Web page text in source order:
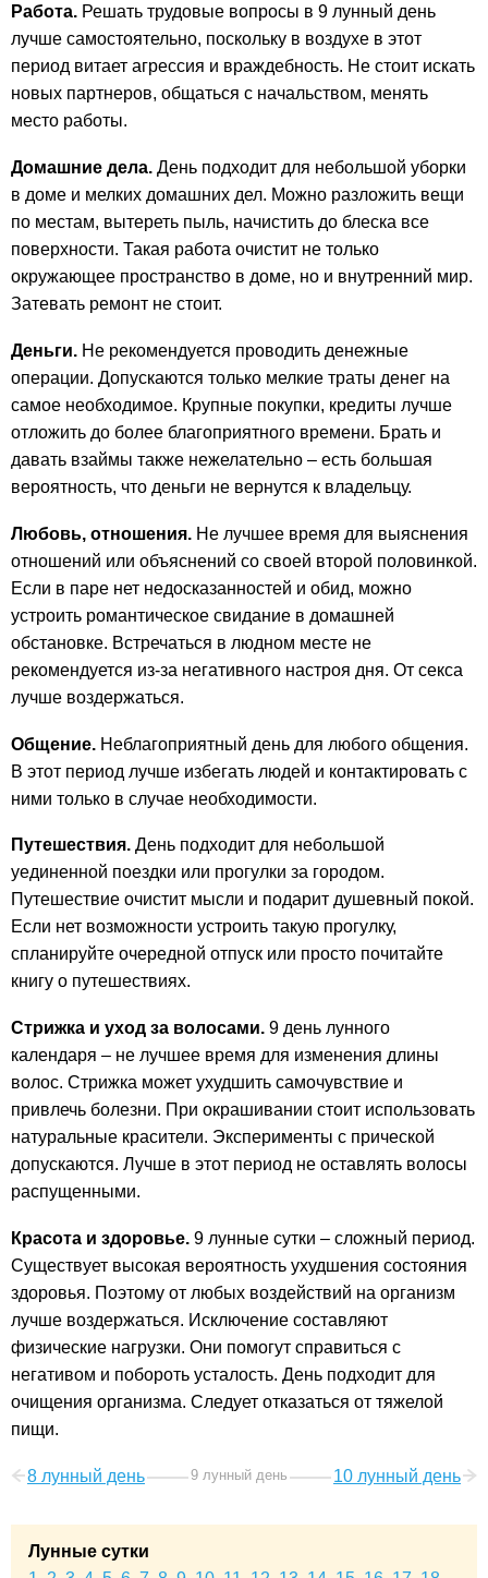
Работа. Решать трудовые вопросы в 9 лунный день
лучше самостоятельно, поскольку в воздухе в этот
период витает агрессия и враждебность. Не стоит искать
новых партнеров, общаться с начальством, менять
место работы.
Домашние дела. День подходит для небольшой уборки
в доме и мелких домашних дел. Можно разложить вещи
по местам, вытереть пыль, начистить до блеска все
поверхности. Такая работа очистит не только
окружающее пространство в доме, но и внутренний мир.
Затевать ремонт не стоит.
Деньги. Не рекомендуется проводить денежные
операции. Допускаются только мелкие траты денег на
самое необходимое. Крупные покупки, кредиты лучше
отложить до более благоприятного времени. Брать и
давать взаймы также нежелательно – есть большая
вероятность, что деньги не вернутся к владельцу.
Любовь, отношения. Не лучшее время для выяснения
отношений или объяснений со своей второй половинкой.
Если в паре нет недосказанностей и обид, можно
устроить романтическое свидание в домашней
обстановке. Встречаться в людном месте не
рекомендуется из-за негативного настроя дня. От секса
лучше воздержаться.
Общение. Неблагоприятный день для любого общения.
В этот период лучше избегать людей и контактировать с
ними только в случае необходимости.
Путешествия. День подходит для небольшой
уединенной поездки или прогулки за городом.
Путешествие очистит мысли и подарит душевный покой.
Если нет возможности устроить такую прогулку,
спланируйте очередной отпуск или просто почитайте
книгу о путешествиях.
Стрижка и уход за волосами. 9 день лунного
календаря – не лучшее время для изменения длины
волос. Стрижка может ухудшить самочувствие и
привлечь болезни. При окрашивании стоит использовать
натуральные красители. Эксперименты с прической
допускаются. Лучше в этот период не оставлять волосы
распущенными.
Красота и здоровье. 9 лунные сутки – сложный период.
Существует высокая вероятность ухудшения состояния
здоровья. Поэтому от любых воздействий на организм
лучше воздержаться. Исключение составляют
физические нагрузки. Они помогут справиться с
негативом и побороть усталость. День подходит для
очищения организма. Следует отказаться от тяжелой
пищи.
8 лунный день 9 лунный день 10 лунный день
Лунные сутки